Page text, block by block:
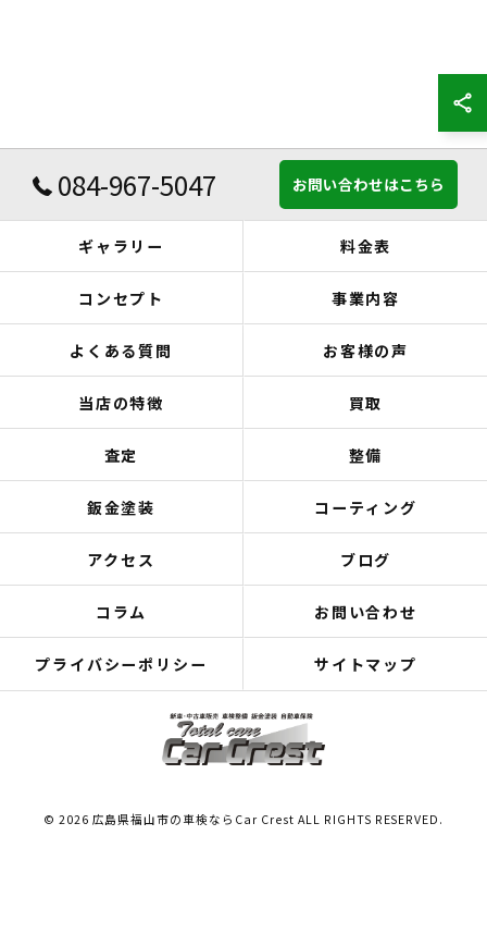
084-967-5047 お問い合わせはこちら
ギャラリー 料金表
コンセプト 事業内容
よくある質問 お客様の声
当店の特徴 買取
査定 整備
鈑金塗装 コーティング
アクセス ブログ
コラム お問い合わせ
プライバシーポリシー サイトマップ
© 2026 広島県福山市の車検ならCar Crest ALL RIGHTS RESERVED.